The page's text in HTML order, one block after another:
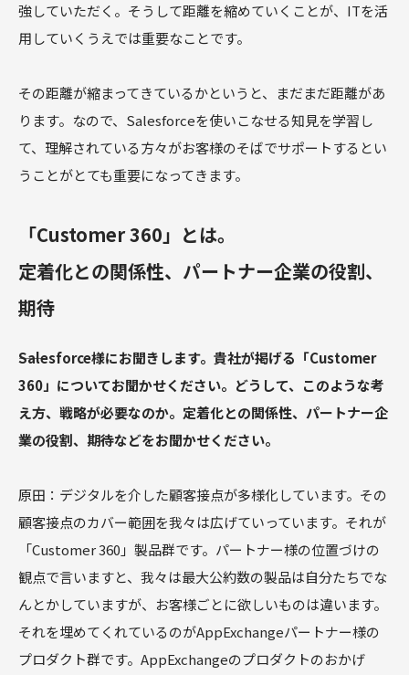
強していただく。そうして距離を縮めていくことが、ITを活
用していくうえでは重要なことです。
その距離が縮まってきているかというと、まだまだ距離があ
ります。なので、Salesforceを使いこなせる知見を学習し
て、理解されている方々がお客様のそばでサポートするとい
うことがとても重要になってきます。
「Customer 360」とは。
定着化との関係性、パートナー企業の役割、
期待
――Salesforce様にお聞きします。貴社が掲げる「Customer
360」についてお聞かせください。どうして、このような考
え方、戦略が必要なのか。定着化との関係性、パートナー企
業の役割、期待などをお聞かせください。
原田：デジタルを介した顧客接点が多様化しています。その
顧客接点のカバー範囲を我々は広げていっています。それが
「Customer 360」製品群です。パートナー様の位置づけの
観点で言いますと、我々は最大公約数の製品は自分たちでな
んとかしていますが、お客様ごとに欲しいものは違います。
それを埋めてくれているのがAppExchangeパートナー様の
プロダクト群です。AppExchangeのプロダクトのおかげ